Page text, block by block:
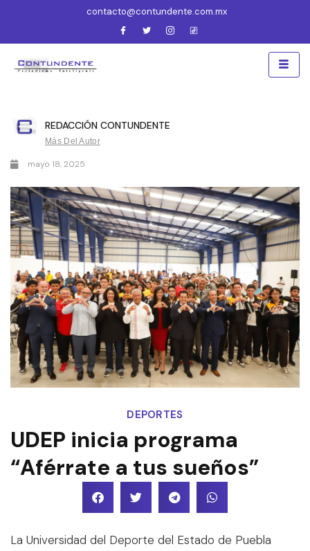
contacto@contundente.com.mx
REDACCIÓN CONTUNDENTE
Más Del Autor
mayo 18, 2025
DEPORTES
UDEP inicia programa
“Aférrate a tus sueños”
La Universidad del Deporte del Estado de Puebla